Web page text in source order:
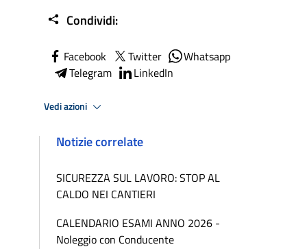
Condividi:
Facebook Twitter
Whatsapp
Telegram
LinkedIn
Vedi azioni
Notizie correlate
SICUREZZA SUL LAVORO: STOP AL
CALDO NEI CANTIERI
CALENDARIO ESAMI ANNO 2026 -
Noleggio con Conducente